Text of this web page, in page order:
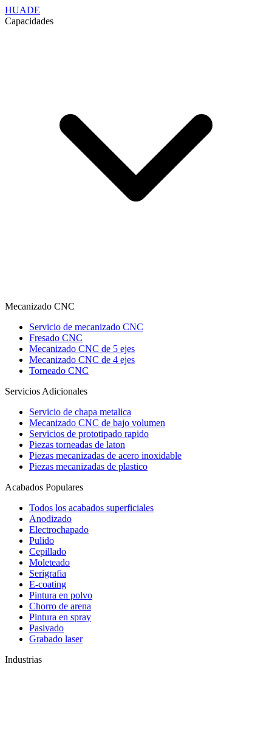
HUADE
Capacidades
Mecanizado CNC
Servicio de mecanizado CNC
Fresado CNC
Mecanizado CNC de 5 ejes
Mecanizado CNC de 4 ejes
Torneado CNC
Servicios Adicionales
Servicio de chapa metalica
Mecanizado CNC de bajo volumen
Servicios de prototipado rapido
Piezas torneadas de laton
Piezas mecanizadas de acero inoxidable
Piezas mecanizadas de plastico
Acabados Populares
Todos los acabados superficiales
Anodizado
Electrochapado
Pulido
Cepillado
Moleteado
Serigrafia
E-coating
Pintura en polvo
Chorro de arena
Pintura en spray
Pasivado
Grabado laser
Industrias